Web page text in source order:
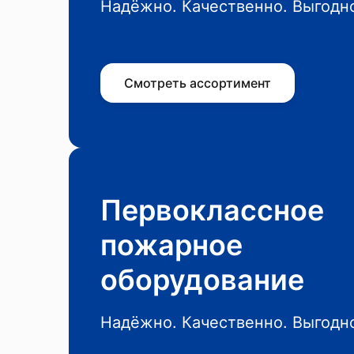
Надёжно. Качественно.
Смотреть ассортимент
Первоклассное
пожарное
оборудование
Надёжно. Качественно.